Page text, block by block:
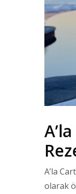
A’la
olarak